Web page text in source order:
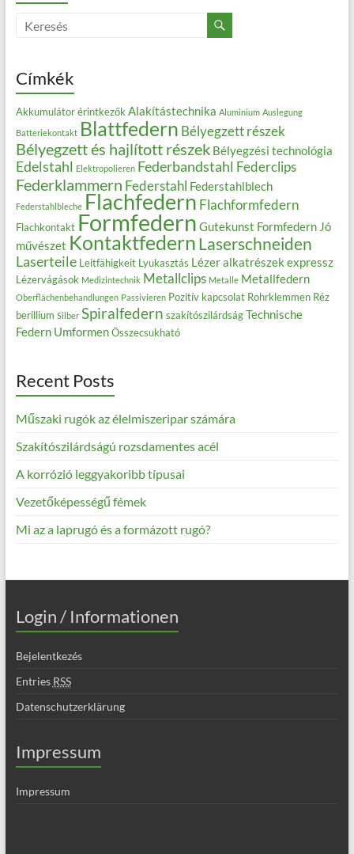
Címkék
Akkumulátor érintkezők Alakítástechnika Aluminium Auslegung
Batteriekontakt Blattfedern Bélyegzett részek
Bélyegzett és hajlított részek Bélyegzési technológia
Edelstahl Elektropolieren Federbandstahl Federclips
Federklammern Federstahl Federstahlblech
Federstahlbleche Flachfedern Flachformfedern
Flachkontakt Formfedern Gutekunst Formfedern Jó
művészet KontaktfedernLaserschneiden
Laserteile Leitfähigkeit Lyukasztás Lézer alkatrészek expressz
Lézervágások Medizintechnik Metallclips Metalle Metallfedern
Oberflächenbehandlungen Passivieren Pozitív kapcsolat Rohrklemmen Réz
berillium Silber Spiralfedern szakítószilárdság Technische
Federn Umformen Összecsukható
Recent Posts
Műszaki rugók az élelmiszeripar számára
Szakítószilárdságú rozsdamentes acél
A korrózió leggyakoribb típusai
Vezetőképességű fémek
Mi az a laprugó és a formázott rugó?
Login / Informationen
Bejelentkezés
Entries RSS
Datenschutzerklärung
Impressum
Impressum